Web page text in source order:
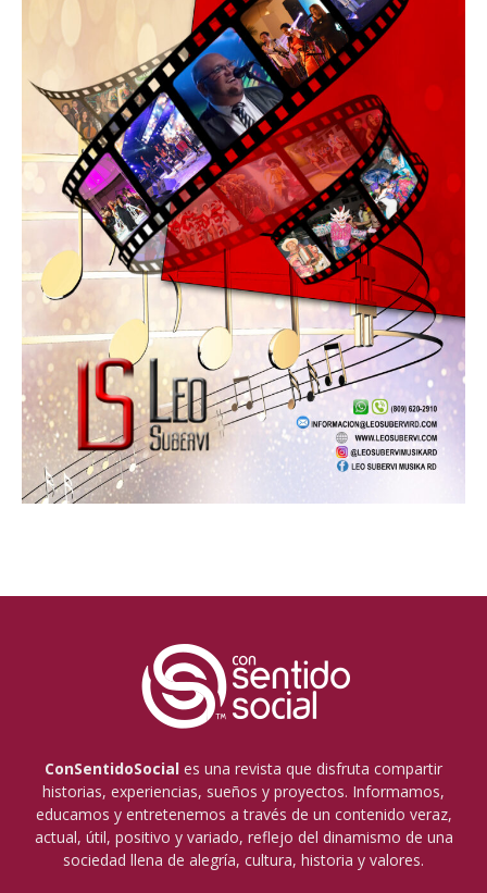
ConSentidoSocial es una revista que disfruta compartir
historias, experiencias, sueños y proyectos. Informamos,
educamos y entretenemos a través de un contenido veraz,
actual, útil, positivo y variado, reflejo del dinamismo de una
sociedad llena de alegría, cultura, historia y valores.